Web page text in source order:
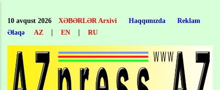
main
content
10 avqust 2026 XƏBƏRLƏR Arxivi Haqqımızda
Reklam
Əlaqə
AZ | EN | RU